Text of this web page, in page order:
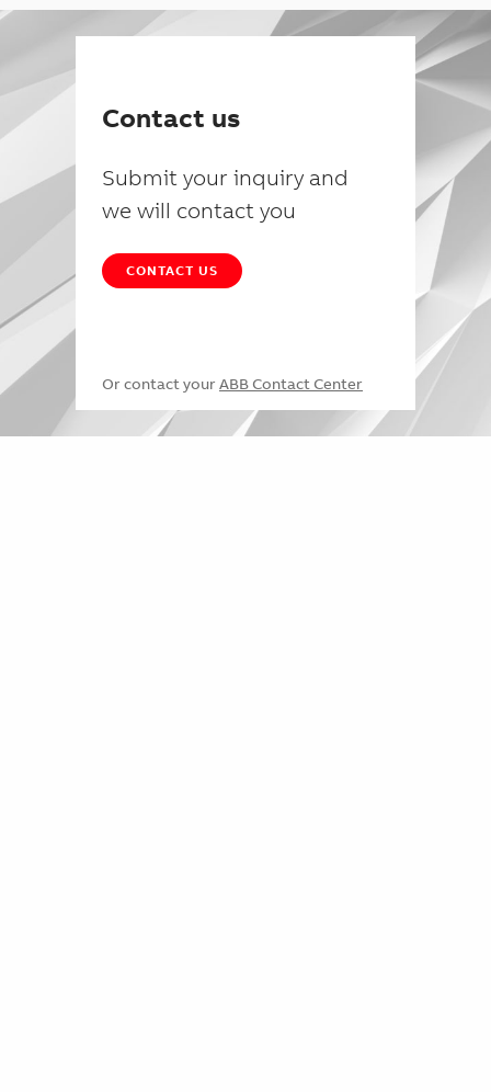
Contact us
Submit your inquiry and
we will contact you
CONTACT US
Or contact your ABB Contact Center